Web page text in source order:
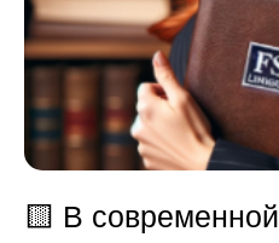
🟨 В современной